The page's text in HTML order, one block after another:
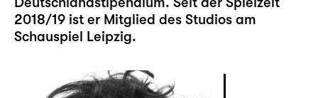
2018/19 ist er Mitglied des Studios am
Schauspiel Leipzig.